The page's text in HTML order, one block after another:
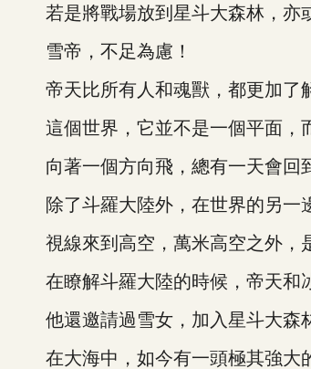
若是將戰場放到星斗大森林，亦或
雪帝，不足為慮！
帝天比所有人和魂獸，都更加了解
這個世界，它並不是一個平面，而
向著一個方向飛，總有一天會回到
除了斗羅大陸外，在世界的另一邊
視線來到高空，萬米高空之外，是
在瞭解斗羅大陸的時候，帝天和冰
他還邀請過雪女，加入星斗大森林
在大海中，如今有一頭極其強大的